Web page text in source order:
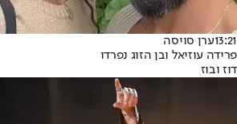
13:21ערן סויסה
פרידה עוזיאל ובן הזוג נפרדו
דוז ובוז